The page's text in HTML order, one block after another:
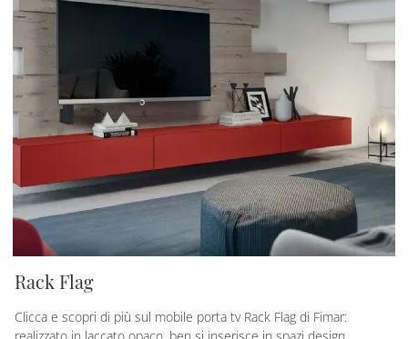
Rack Flag
Clicca e scopri di più sul mobile porta tv Rack Flag di Fimar: